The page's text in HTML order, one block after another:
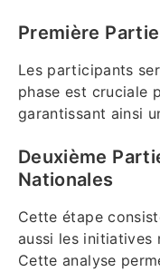
Première
Les participants
phase est cruciale
garantissant ainsi
Deuxième
Nationales
Cette étape
aussi les initiatives
Cette analyse